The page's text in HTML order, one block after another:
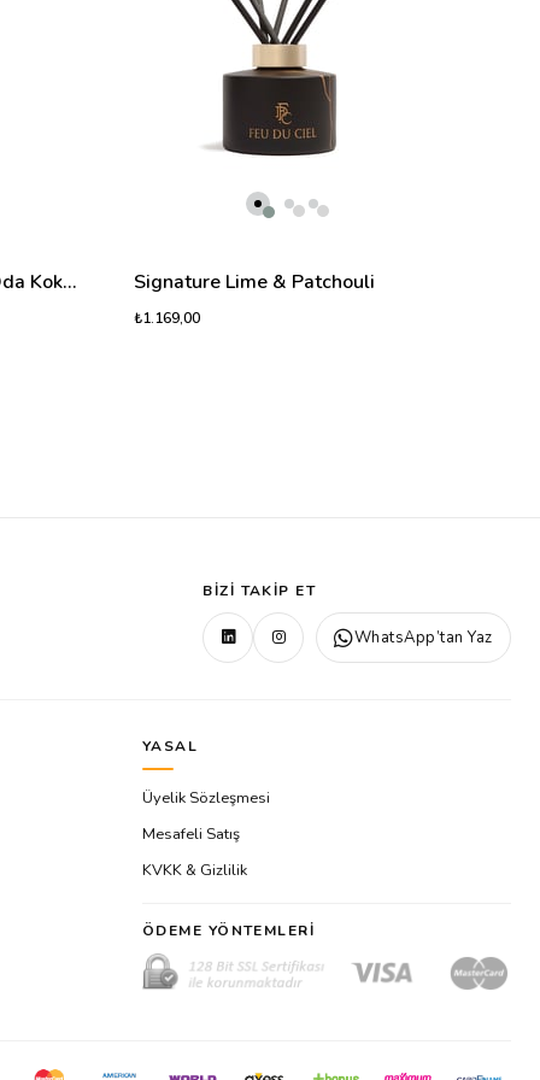
Signature Peony & Musk Oda Kokusu Signature Lime & Patchouli
₺1.169,00
BIZI TAKIP ET
WhatsApp’tan Yaz
YASAL
Üyelik Sözleşmesi
Mesafeli Satış
KVKK & Gizlilik
ÖDEME YÖNTEMLERI